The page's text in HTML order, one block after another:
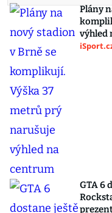
Plány
výhled
GTA 6